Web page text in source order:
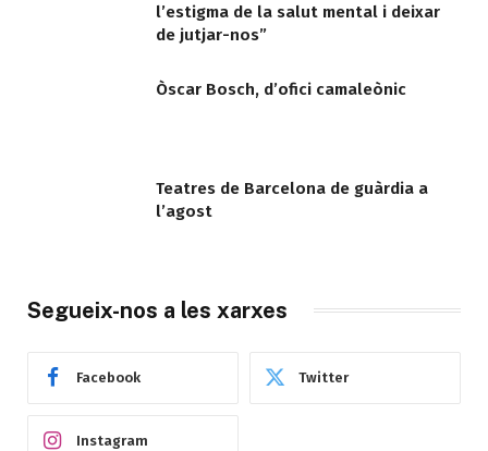
l’estigma de la salut mental i deixar
de jutjar-nos”
Òscar Bosch, d’ofici camaleònic
Teatres de Barcelona de guàrdia a
l’agost
Segueix-nos a les xarxes
Facebook Twitter
Instagram